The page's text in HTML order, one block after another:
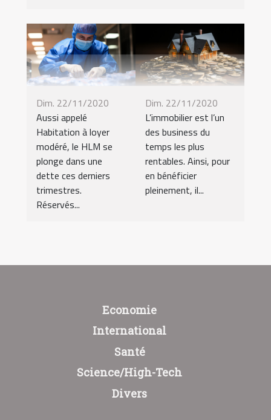
Dim. 22/11/2020
Aussi appelé
Habitation à loyer
modéré, le HLM se
plonge dans une
dette ces derniers
trimestres.
Réservés...
Dim. 22/11/2020
L’immobilier est l’un
des business du
temps les plus
rentables. Ainsi, pour
en bénéficier
pleinement, il...
Economie
International
Santé
Science/High-Tech
Divers